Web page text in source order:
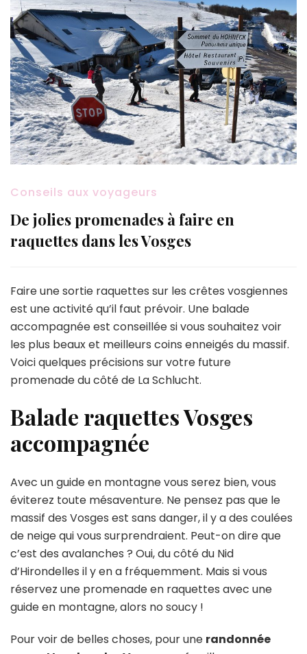
Conseils aux voyageurs
De jolies promenades à faire en
raquettes dans les Vosges
Faire une sortie raquettes sur les crêtes vosgiennes
est une activité qu’il faut prévoir. Une balade
accompagnée est conseillée si vous souhaitez voir
les plus beaux et meilleurs coins enneigés du massif.
Voici quelques précisions sur votre future
promenade du côté de La Schlucht.
Balade raquettes Vosges
accompagnée
Avec un guide en montagne vous serez bien, vous
éviterez toute mésaventure. Ne pensez pas que le
massif des Vosges est sans danger, il y a des coulées
de neige qui vous surprendraient. Peut-on dire que
c’est des avalanches ? Oui, du côté du Nid
d’Hirondelles il y en a fréquemment. Mais si vous
réservez une promenade en raquettes avec une
guide en montagne, alors no soucy !
Pour voir de belles choses, pour une randonnée